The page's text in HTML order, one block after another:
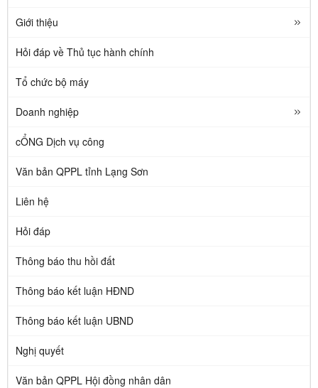
Giới thiệu
Hỏi đáp về Thủ tục hành chính
Tổ chức bộ máy
Doanh nghiệp
cỔNG Dịch vụ công
Văn bản QPPL tỉnh Lạng Sơn
Liên hệ
Hỏi đáp
Thông báo thu hồi đất
Thông báo kết luận HĐND
Thông báo kết luận UBND
Nghị quyết
Văn bản QPPL Hội đồng nhân dân